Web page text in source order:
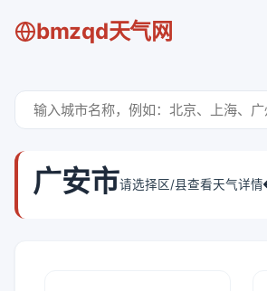
bmzqd天气网
广安市请选择区/县查看天气详情